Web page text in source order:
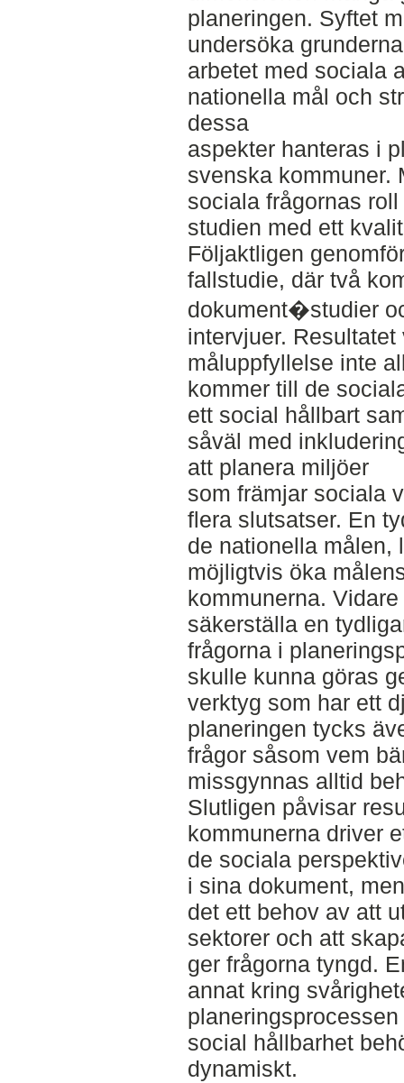
planeringen. Syftet
undersöka
arbetet med sociala
nationella mål och
dessa
aspekter hanteras i
svenska kommuner.
sociala frågornas
studien med ett
Följaktligen
fallstudie, där två
dokument�studier
intervjuer.
måluppfyllelse inte
kommer till de
ett social hållbart
såväl med
att planera miljöer
som främjar sociala
flera slutsatser. En
de nationella målen,
möjligtvis öka
kommunerna.
säkerställa en
frågorna i
skulle kunna göras
verktyg som har ett
planeringen tycks
frågor såsom vem
missgynnas alltid
Slutligen påvisar
kommunerna driver
de sociala
i sina dokument,
det ett behov av att
sektorer och att
ger frågorna tyngd.
annat kring
social hållbarhet
dynamiskt.